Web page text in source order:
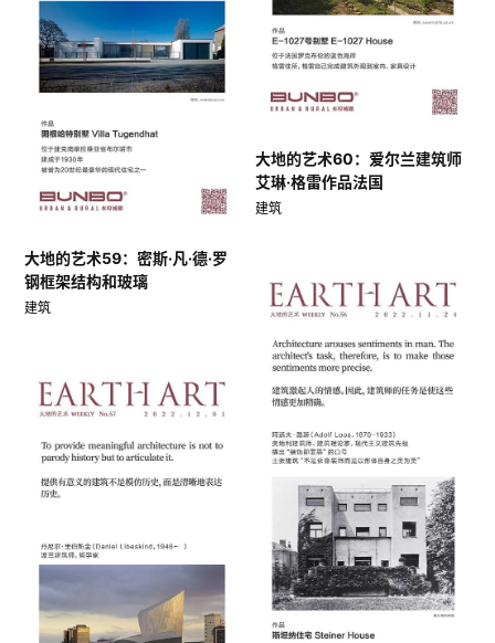
大地的艺术60：爱尔兰建筑师
艾琳·格雷作品法国
建筑
大地的艺术59：密斯·凡·德·罗
钢框架结构和玻璃
建筑